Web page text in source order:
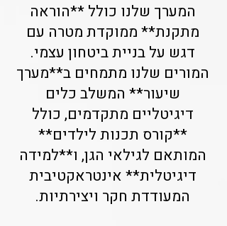
המערך שלנו כולל **הוראה
מתקנת** ממוקדת מטרה עם
דגש על בניית ביטחון עצמי.
המורים שלנו מתמחים ב**מערך
שיעור** המשלב כלים
דיגיטליים מתקדמים, כולל
**קורס תכנות לילדים**
המותאם לגילאי הגן, ו**למידה
דיגיטלית** אינטראקטיבית
המעודדת חקר ויצירתיות.